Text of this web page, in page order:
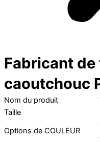
Fabricant de
caoutchouc
Nom du produit
Taille
Options de COULEUR